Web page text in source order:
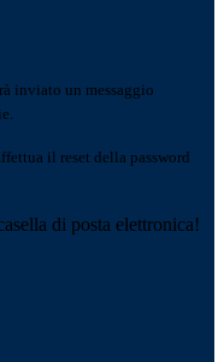
inviato un messaggio
il reset della password
di posta elettronica!